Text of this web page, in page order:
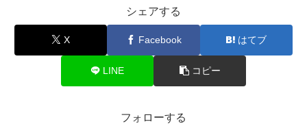
シェアする
X Facebook はてブ
LINE コピー
フォローする